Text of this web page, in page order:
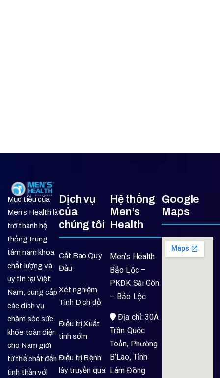
Mục tiêu của
Men’s Health là
trở thành hệ
thống trung
tâm nam khoa
chất lượng và
uy tín tại Việt
Nam, cung cấp
các dịch vụ
chăm sóc sức
khỏe toàn diện
cho Nam giới
từ thể chất đến
tinh thần với
Dịch vụ
của
chúng tôi
Cắt Bao Quy
Đầu
Xét nghiệm
Tinh Dịch đồ
Điều trị Xuất
tinh sớm
Điều trị Bệnh
lây truyền qua
Hệ thống
Men’s
Health
Men’s Health
Bảo Lộc –
PKĐK Sài Gòn
– Bảo Lộc
Địa chỉ: 30A
Trần Quốc
Toản, Phường
B’Lao, Tỉnh
Lâm Đồng
Google
Maps